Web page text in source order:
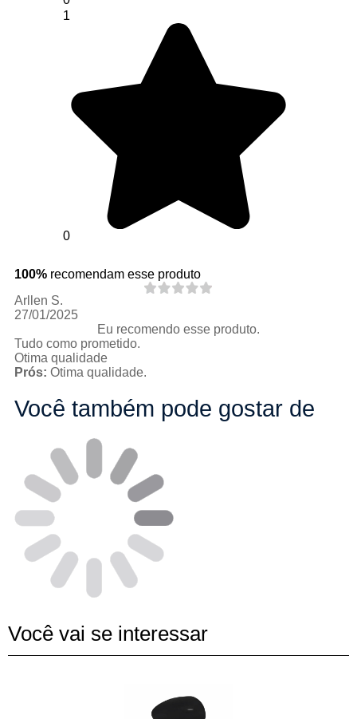
1
0
100% recomendam esse produto
Arllen S.
27/01/2025
Eu recomendo esse produto.
Tudo como prometido.
Otima qualidade
Prós: Otima qualidade.
Você também pode gostar de
Você vai se interessar